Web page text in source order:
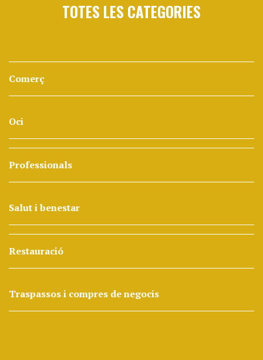
TOTES LES CATEGORIES
Comerç
Oci
Professionals
Salut i benestar
Restauració
Traspassos i compres de negocis